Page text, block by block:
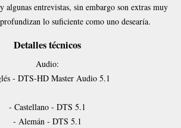
algunas entrevistas, sin embargo son extras muy
lo suficiente como uno desearía.
Detalles técnicos
Audio:
- DTS-HD Master Audio 5.1
- Castellano - DTS 5.1
- Alemán - DTS 5.1